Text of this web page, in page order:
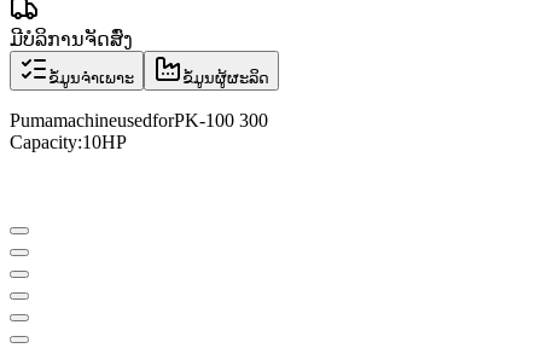
ມີບໍລິການຈັດສົ່ງ
ຂໍ້ມູນຈຳເພາະ ຂໍ້ມູນຜູ້ຜະລິດ
PumamachineusedforPK-100 300
Capacity:10HP